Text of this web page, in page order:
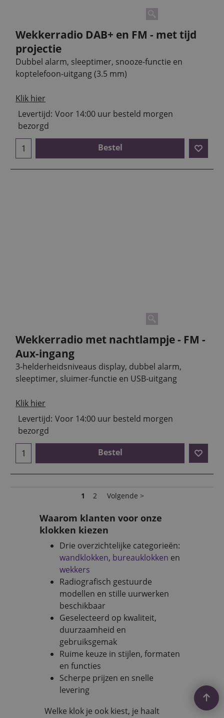
Wekkerradio DAB+ en FM - met tijd
projectie
Dubbel alarm, sleeptimer, snooze-functie en
koptelefoon-uitgang (3.5 mm)
Klik hier
Levertijd: Voor 14:00 uur besteld morgen
bezorgd
Bestel
Wekkerradio met nachtlampje - FM -
Aux-ingang
3-helderheidsniveaus display, dubbel alarm,
sleeptimer, sluimer-functie en USB-uitgang
Klik hier
Levertijd: Voor 14:00 uur besteld morgen
bezorgd
Bestel
1 2 Volgende >
Waarom klanten voor onze
klokken kiezen
Drie overzichtelijke categorieën:
wandklokken, bureauklokken en
wekkers
Radiografisch gestuurde
modellen en stille uurwerken
beschikbaar
Geselecteerd op kwaliteit,
duurzaamheid en
gebruiksgemak
Ruime keuze in stijlen, formaten
en functies
Scherpe prijzen en snelle
levering
Welke klok je ook kiest, je haalt